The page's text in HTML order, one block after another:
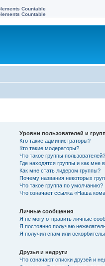
Countable
Countable
Уровни пользователей и
Кто такие администраторы?
Кто такие модераторы?
Что такое группы пользователей?
Где находятся группы и как мне
Как мне стать лидером группы?
Почему названия некоторых
Что такое группа по умолчанию?
Что означает ссылка «Наша
Личные сообщения
Я не могу отправить личные
Я постоянно получаю
Я получил спам или
Друзья и недруги
Что означают списки друзей и